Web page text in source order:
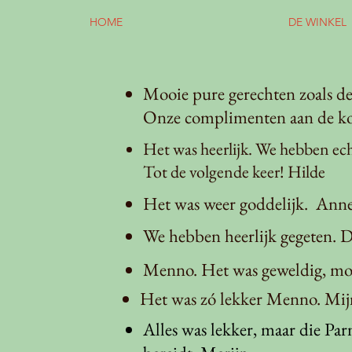
HOME DE WINKEL
Mooie pure gerechten zoals
Onze complimenten aan de
Het was heerlijk. We hebben
Tot de volgende keer! Hilde
Het was weer goddelijk.
We hebben heerlijk gegeten.
Menno. Het was geweldig,
Het was zó lekker Menno.
Alles was lekker, maar die